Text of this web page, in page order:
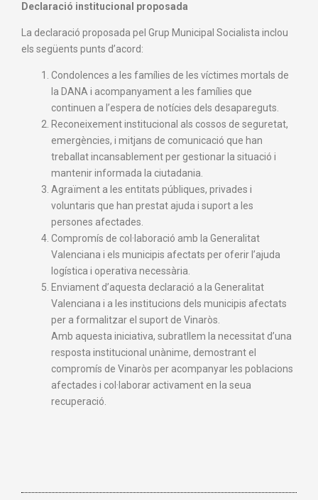
Declaració institucional proposada
La declaració proposada pel Grup Municipal Socialista inclou
els següents punts d’acord:
Condolences a les famílies de les víctimes mortals de
la DANA i acompanyament a les famílies que
continuen a l’espera de notícies dels desapareguts.
Reconeixement institucional als cossos de seguretat,
emergències, i mitjans de comunicació que han
treballat incansablement per gestionar la situació i
mantenir informada la ciutadania.
Agraïment a les entitats públiques, privades i
voluntaris que han prestat ajuda i suport a les
persones afectades.
Compromís de col·laboració amb la Generalitat
Valenciana i els municipis afectats per oferir l’ajuda
logística i operativa necessària.
Enviament d’aquesta declaració a la Generalitat
Valenciana i a les institucions dels municipis afectats
per a formalitzar el suport de Vinaròs.
Amb aquesta iniciativa, subratllem la necessitat d’una
resposta institucional unànime, demostrant el
compromís de Vinaròs per acompanyar les poblacions
afectades i col·laborar activament en la seua
recuperació.